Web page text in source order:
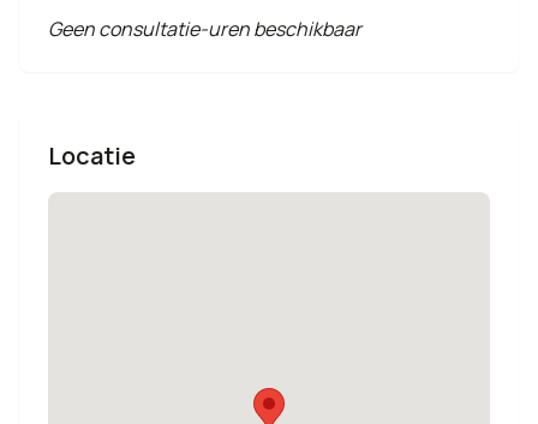
Geen consultatie-uren beschikbaar
Locatie